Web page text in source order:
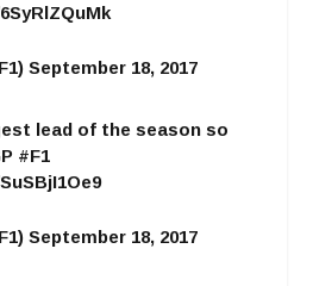
September 18, 2017
lead of the season so
#F1
September 18, 2017